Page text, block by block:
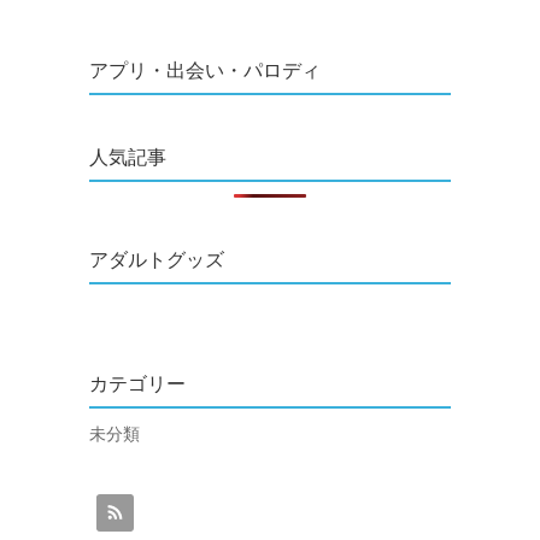
アプリ・出会い・パロディ
人気記事
アダルトグッズ
カテゴリー
未分類